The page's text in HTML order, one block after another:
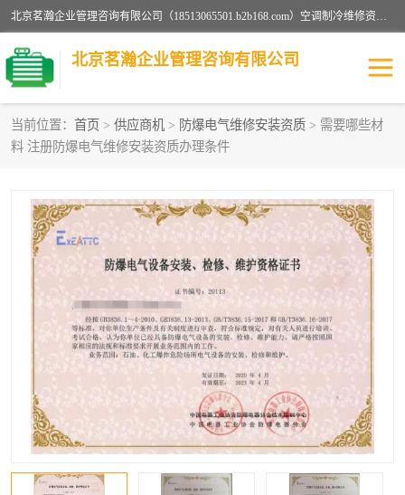
北京茗瀚企业管理咨询有限公司（18513065501.b2b168.com）空调制冷维修资质,油烟管道清洗资质,清洗行业资质公司秉承“顾客至上，锐意进缺的经营理念，我们提供高质量的产品，坚持“客户”的原则为广大客户提供贴心服务。如果你对公司的产品感兴趣，可以联系高经理，我们会用好的产品和服务让您满意。
北京茗瀚企业管理咨询有限公司
当前位置： 首页 > 供应商机 > 防爆电气维修安装资质 > 需要哪些材
料 注册防爆电气维修安装资质办理条件
烟道清洗资质 设备维修安装资质
清洗资质 认证服务
防爆电气维修安装资质 空调制冷维修安装资质
矿用设备检修资质